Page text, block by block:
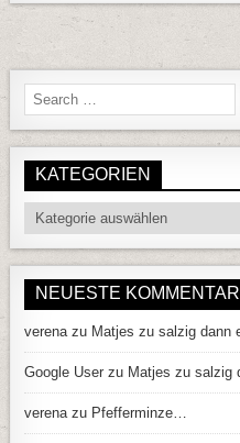
Search for:
KATEGORIEN
Kategorien
NEUESTE
verenazu Matjes zu salzig dann
Google User zu Matjes zu salzig
verenazu Pfefferminze…